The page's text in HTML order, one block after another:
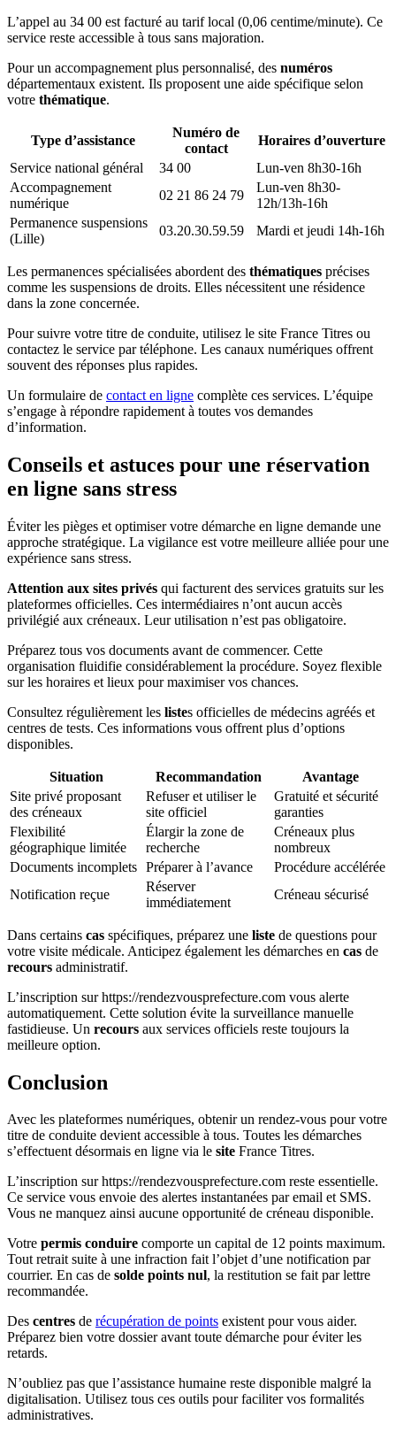
L’appel au 34 00 est facturé au tarif local (0,06 centime/minute). Ce
service reste accessible à tous sans majoration.
Pour un accompagnement plus personnalisé, des numéros
départementaux existent. Ils proposent une aide spécifique selon
votre thématique.
Type d’assistance
Numéro de
contact
Horaires d’ouverture
Service national général
34 00
Lun-ven 8h30-16h
Accompagnement
numérique
02 21 86 24 79
Lun-ven 8h30-
12h/13h-16h
Permanence suspensions
(Lille)
03.20.30.59.59 Mardi et jeudi 14h-16h
Les permanences spécialisées abordent des thématiques précises
comme les suspensions de droits. Elles nécessitent une résidence
dans la zone concernée.
Pour suivre votre titre de conduite, utilisez le site France Titres ou
contactez le service par téléphone. Les canaux numériques offrent
souvent des réponses plus rapides.
Un formulaire de contact en ligne complète ces services. L’équipe
s’engage à répondre rapidement à toutes vos demandes
d’information.
Conseils et astuces pour une réservation
en ligne sans stress
Éviter les pièges et optimiser votre démarche en ligne demande une
approche stratégique. La vigilance est votre meilleure alliée pour une
expérience sans stress.
Attention aux sites privés qui facturent des services gratuits sur les
plateformes officielles. Ces intermédiaires n’ont aucun accès
privilégié aux créneaux. Leur utilisation n’est pas obligatoire.
Préparez tous vos documents avant de commencer. Cette
organisation fluidifie considérablement la procédure. Soyez flexible
sur les horaires et lieux pour maximiser vos chances.
Consultez régulièrement les listes officielles de médecins agréés et
centres de tests. Ces informations vous offrent plus d’options
disponibles.
Situation Recommandation
Avantage
Site privé proposant
des créneaux
Refuser et utiliser le
site officiel
Gratuité et sécurité
garanties
Flexibilité
géographique limitée
Élargir la zone de
recherche
Créneaux plus
nombreux
Documents incomplets Préparer à l’avance
Procédure accélérée
Notification reçue
Réserver
immédiatement
Créneau sécurisé
Dans certains cas spécifiques, préparez une liste de questions pour
votre visite médicale. Anticipez également les démarches en cas de
recours administratif.
L’inscription sur https://rendezvousprefecture.com vous alerte
automatiquement. Cette solution évite la surveillance manuelle
fastidieuse. Un recours aux services officiels reste toujours la
meilleure option.
Conclusion
Avec les plateformes numériques, obtenir un rendez-vous pour votre
titre de conduite devient accessible à tous. Toutes les démarches
s’effectuent désormais en ligne via le site France Titres.
L’inscription sur https://rendezvousprefecture.com reste essentielle.
Ce service vous envoie des alertes instantanées par email et SMS.
Vous ne manquez ainsi aucune opportunité de créneau disponible.
Votre permis conduire comporte un capital de 12 points maximum.
Tout retrait suite à une infraction fait l’objet d’une notification par
courrier. En cas de solde points nul, la restitution se fait par lettre
recommandée.
Des centres de récupération de points existent pour vous aider.
Préparez bien votre dossier avant toute démarche pour éviter les
retards.
N’oubliez pas que l’assistance humaine reste disponible malgré la
digitalisation. Utilisez tous ces outils pour faciliter vos formalités
administratives.